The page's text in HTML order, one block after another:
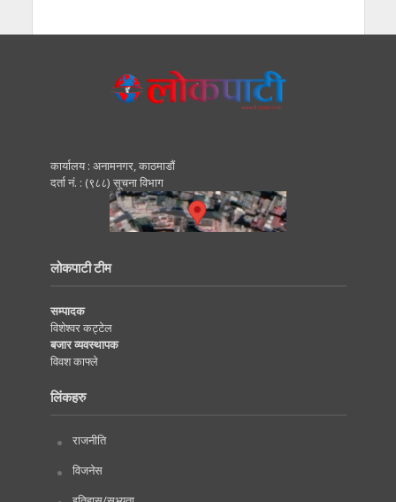
कार्यालय : अनामनगर, काठमाडाैं
दर्ता नं. : (९८८) सूचना विभाग
लोकपाटी टीम
सम्पादक
विशेश्वर कट्टेल
बजार व्यवस्थापक
विवश काफ्ले
लिंकहरु
राजनीति
विजनेस